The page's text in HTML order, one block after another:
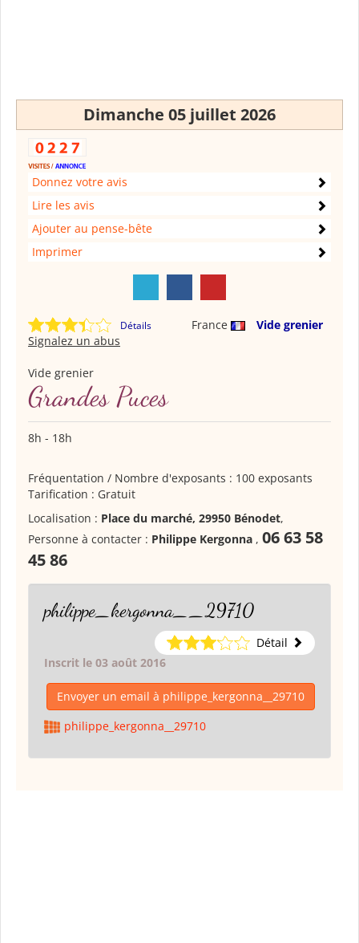
Dimanche 05 juillet 2026
Donnez votre avis
Lire les avis
Ajouter au pense-bête
Imprimer
Détails France
Vide grenier
Signalez un abus
Vide grenier
Grandes Puces
8h - 18h
Fréquentation / Nombre d'exposants : 100 exposants
Tarification : Gratuit
Localisation : Place du marché, 29950 Bénodet,
Personne à contacter : Philippe Kergonna , 06 63 58
45 86
philippe_kergonna__29710
Détail
Inscrit le 03 août 2016
Envoyer un email à philippe_kergonna__29710
philippe_kergonna__29710